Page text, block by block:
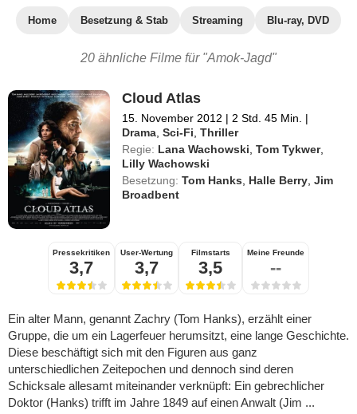
Home Besetzung & Stab Streaming Blu-ray, DVD
20 ähnliche Filme für "Amok-Jagd"
Cloud Atlas
15. November 2012 | 2 Std. 45 Min. |
Drama ,Sci-Fi ,Thriller
Regie: Lana Wachowski ,Tom Tykwer,
Lilly Wachowski
Besetzung: Tom Hanks Halle Berry ,Jim
Broadbent
Pressekritiken
3,7
User-Wertung
3,7
Filmstarts
3,5
Meine Freunde
--
Ein alter Mann, genannt Zachry (Tom Hanks), erzählt einer
Gruppe, die um ein Lagerfeuer herumsitzt, eine lange Geschichte.
Diese beschäftigt sich mit den Figuren aus ganz
unterschiedlichen Zeitepochen und dennoch sind deren
Schicksale allesamt miteinander verknüpft: Ein gebrechlicher
Doktor (Hanks) trifft im Jahre 1849 auf einen Anwalt (Jim ...